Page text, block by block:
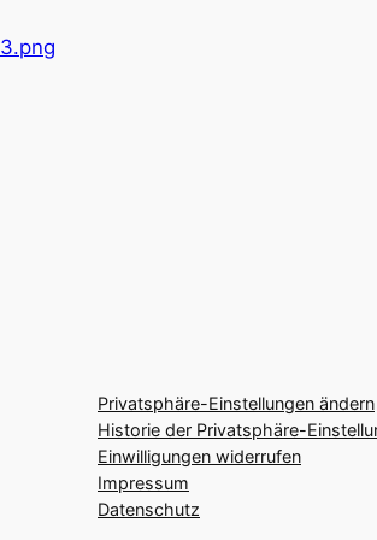
Privatsphäre-Einstellungen ändern
Historie der Privatsphäre-
Einwilligungen widerrufen
Impressum
Datenschutz